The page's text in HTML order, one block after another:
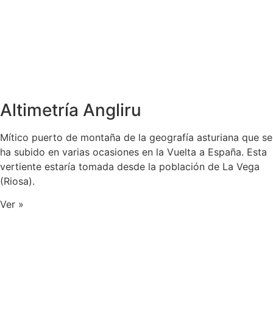
Altimetría Angliru
Mítico puerto de montaña de la geografía asturiana que se
ha subido en varias ocasiones en la Vuelta a España. Esta
vertiente estaría tomada desde la población de La Vega
(Riosa).
Ver »